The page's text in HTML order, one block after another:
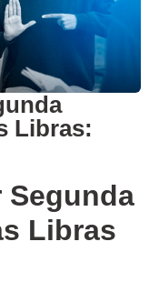
Libras:
Segunda
Libras